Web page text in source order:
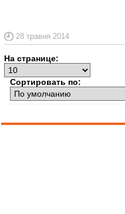
28 травня 2014
На странице:
Сортировать по: